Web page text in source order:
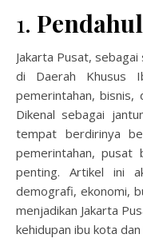
1.
Jakarta Pusat,
di Daerah Khusus
pemerintahan, bisnis,
Dikenal sebagai
tempat berdirinya
pemerintahan, pusat
penting. Artikel ini
demografi, ekonomi,
menjadikan Jakarta
kehidupan ibu kota